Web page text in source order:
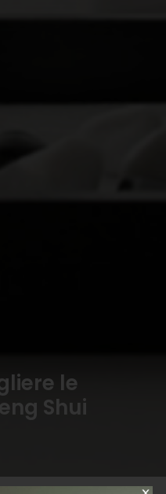
le
Shui